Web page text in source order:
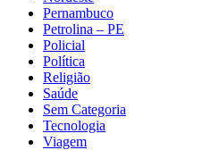
Pernambuco
Petrolina – PE
Policial
Política
Religião
Saúde
Sem Categoria
Tecnologia
Viagem